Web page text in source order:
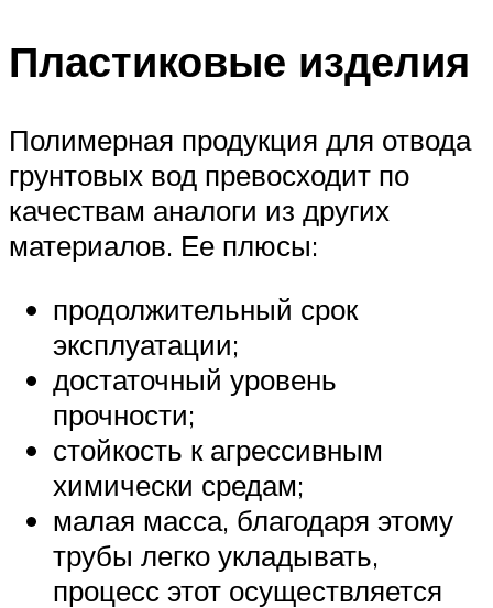
Пластиковые изделия
Полимерная продукция для отвода
грунтовых вод превосходит по
качествам аналоги из других
материалов. Ее плюсы:
продолжительный срок
эксплуатации;
достаточный уровень
прочности;
стойкость к агрессивным
химически средам;
малая масса, благодаря этому
трубы легко укладывать,
процесс этот осуществляется